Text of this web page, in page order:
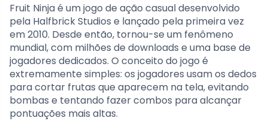
Fruit Ninja é um jogo de ação casual desenvolvido
pela Halfbrick Studios e lançado pela primeira vez
em 2010. Desde então, tornou-se um fenômeno
mundial, com milhões de downloads e uma base de
jogadores dedicados. O conceito do jogo é
extremamente simples: os jogadores usam os dedos
para cortar frutas que aparecem na tela, evitando
bombas e tentando fazer combos para alcançar
pontuações mais altas.